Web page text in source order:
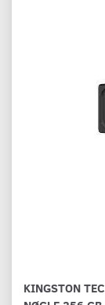
KINGSTON